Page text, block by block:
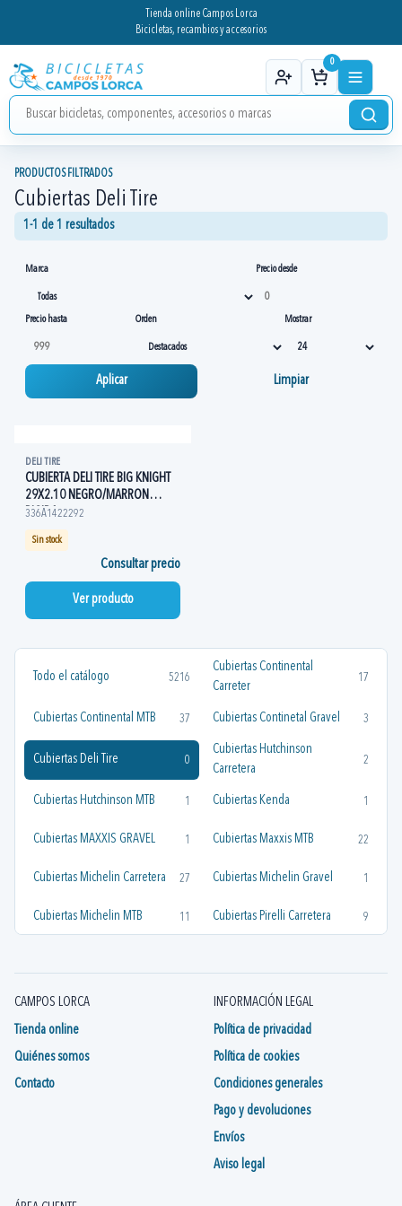
Tienda online Campos Lorca
Bicicletas, recambios y accesorios
0
Todo el catálogo 5216
Cubiertas Continental
Carreter
17
Cubiertas Continental MTB 37 Cubiertas Continetal Gravel 3
Cubiertas Deli Tire 0
Cubiertas Hutchinson
Carretera
2
Cubiertas Hutchinson MTB 1 Cubiertas Kenda 1
Cubiertas MAXXIS GRAVEL 1 Cubiertas Maxxis MTB 22
Cubiertas Michelin Carretera 27 Cubiertas Michelin Gravel 1
Cubiertas Michelin MTB 11 Cubiertas Pirelli Carretera 9
Cubiertas Rubena Cubiertas Schwalbe
Cubiertas Tufo Gravel Cubiertas Vittoria Carretera
Cubiertas Vittoria
Gravel/Ciclocross
Cubiertas Vittoria MTB
PRODUCTOS FILTRADOS
Cubiertas Deli Tire
1-1 de 1 resultados
Marca Precio desde
Precio hasta Orden Mostrar
Aplicar Limpiar
DELI TIRE
CUBIERTA DELI TIRE BIG KNIGHT
29X2.10 NEGRO/MARRON
RIGIDA
336A1422292
Sin stock
Consultar precio
Ver producto
CAMPOS LORCA
Tienda online
Quiénes somos
Contacto
INFORMACIÓN LEGAL
Política de privacidad
Política de cookies
Condiciones generales
Pago y devoluciones
Envíos
Aviso legal